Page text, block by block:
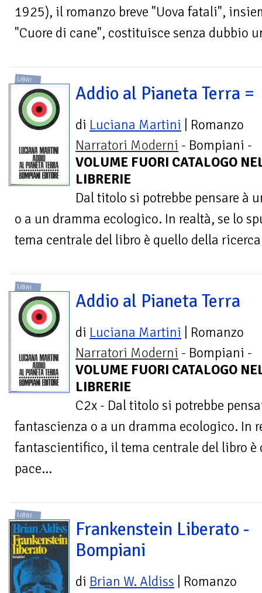
1925), il romanzo breve "Uova fatali",
"Cuore di cane", costituisce senza dubbio
LIBRI
Addio al Pianeta Terra =
di Luciana Martini | Romanzo
Narratori Moderni - Bompiani -
VOLUME FUORI CATALOGO
LIBRERIE
Dal titolo si potrebbe pensare à
o a un dramma ecologico. In realtà, se lo
tema centrale del libro è quello della
LIBRI
Addio al Pianeta Terra
di Luciana Martini | Romanzo
Narratori Moderni - Bompiani -
VOLUME FUORI CATALOGO
LIBRERIE
C2x - Dal titolo si potrebbe
fantascienza o a un dramma ecologico. In
fantascientifico, il tema centrale del libro è
pace...
LIBRI
Frankenstein Liberato -
Bompiani
di Brian W. Aldiss | Romanzo